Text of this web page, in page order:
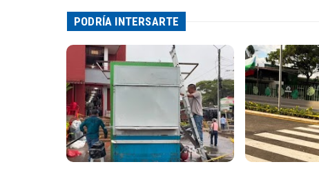
PODRÍA INTERSARTE